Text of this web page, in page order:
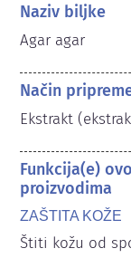
Naziv biljke
Agar agar
Način
Ekstrakt
Funkcija(e)
proizvodima
ZAŠTITA KOŽE
Štiti kožu od